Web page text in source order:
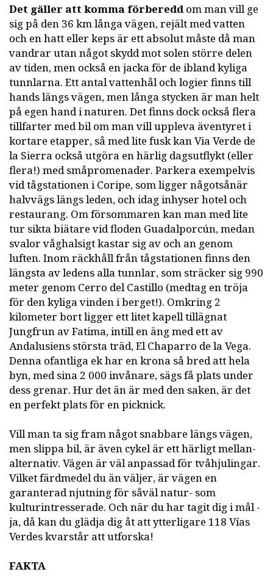
Det gäller att komma förbereddom man vill ge
sig på den 36 km långa vägen, rejält med vatten
och en hatt eller keps är ett absolut måste då man
vandrar utan något skydd mot solen större delen
av tiden, men också en jacka för de ibland kyliga
tunnlarna. Ett antal vattenhål och logier finns till
hands längs vägen, men långa stycken är man helt
på egen hand i naturen. Det finns dock också flera
tillfarter med bil om man vill uppleva äventyret i
kortare etapper, så med lite fusk kan Via Verde de
la Sierra också utgöra en härlig dagsutflykt (eller
flera!) med småpromenader. Parkera exempelvis
vid tågstationen i Coripe, som ligger någotsånär
halvvägs längs leden, och idag inhyser hotel och
restaurang. Om försommaren kan man med lite
tur sikta biätare vid floden Guadalporcún, medan
svalor våghalsigt kastar sig av och an genom
luften. Inom räckhåll från tågstationen finns den
längsta av ledens alla tunnlar, som sträcker sig 990
meter genom Cerro del Castillo (medtag en tröja
för den kyliga vinden i berget!). Omkring 2
kilometer bort ligger ett litet kapell tillägnat
Jungfrun av Fatima, intill en äng med ett av
Andalusiens största träd, El Chaparro de la Vega.
Denna ofantliga ek har en krona så bred att hela
byn, med sina 2 000 invånare, sägs få plats under
dess grenar. Hur det än är med den saken, är det
en perfekt plats för en picknick.
Vill man ta sig fram något snabbare längs vägen,
men slippa bil, är även cykel är ett härligt mellan-
alternativ. Vägen är väl anpassad för tvåhjulingar.
Vilket färdmedel du än väljer, är vägen en
garanterad njutning för såväl natur- som
kulturintresserade. Och när du har tagit dig i mål -
ja, då kan du glädja dig åt att ytterligare 118 Vías
Verdes kvarstår att utforska!
FAKTA